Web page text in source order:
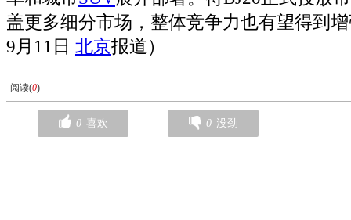
盖更多细分市场，整体竞争力也有望得到
9月11日 北京报道）
阅读(0)
0 喜欢 0 没劲